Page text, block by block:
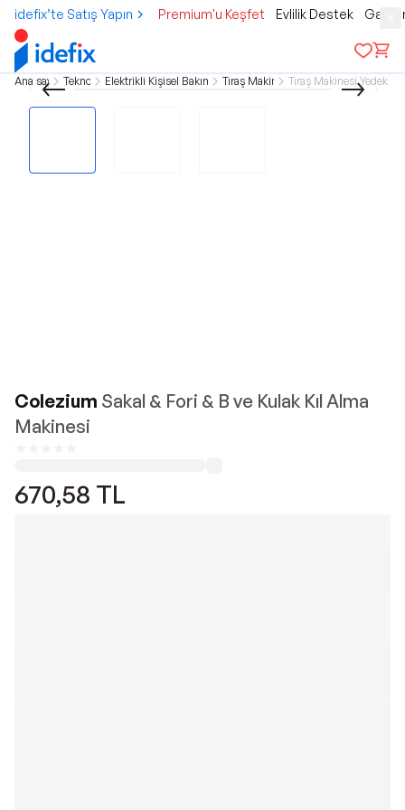
idefix’te Satış Yapın Premium'u Keşfet Evlilik Destek
Ana sayfa Teknoloji Elektrikli Kişisel Bakım AletleriTıraş MakineleriTıraş Makinesi Yedek
Colezium Sakal & Fori & B ve Kulak Kıl Alma
Makinesi
670,58 TL